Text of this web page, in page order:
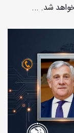
شد. ...